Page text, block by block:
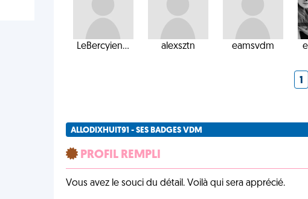
LeBercyien... alexsztn eamsvdm
1
ALLODIXHUIT91 - SES BADGES VDM
PROFIL REMPLI
Vous avez le souci du détail. Voilà qui sera apprécié.